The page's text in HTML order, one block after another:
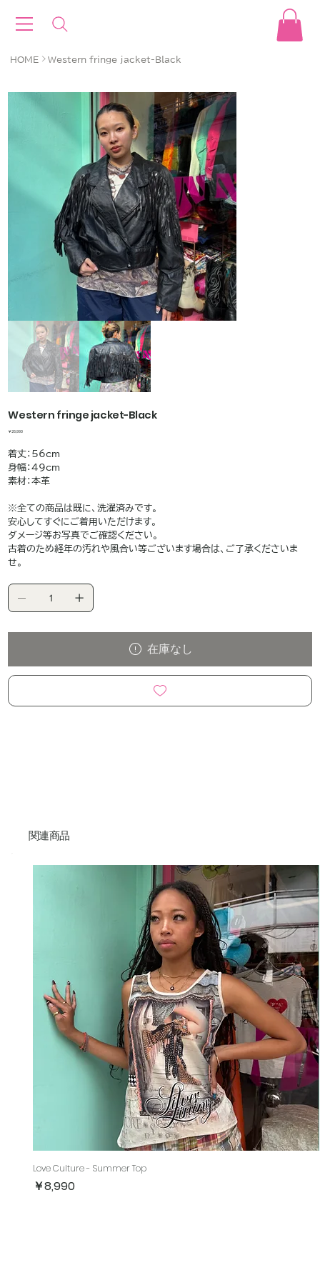
HOME > Western fringe jacket-Black
Western fringe jacket-Black
価
￥26,990
着丈：56cm
身幅：49cm
素材：本革
※全ての商品は既に、洗濯済みです。
安心してすぐにご着用いただけます。
ダメージ等お写真でご確認ください。
古着のため経年の汚れや風合い等ございます場合は、ご了承くださいま
せ。
在庫なし
関連商品
Love Culture - Summer Top
価格
￥8,990